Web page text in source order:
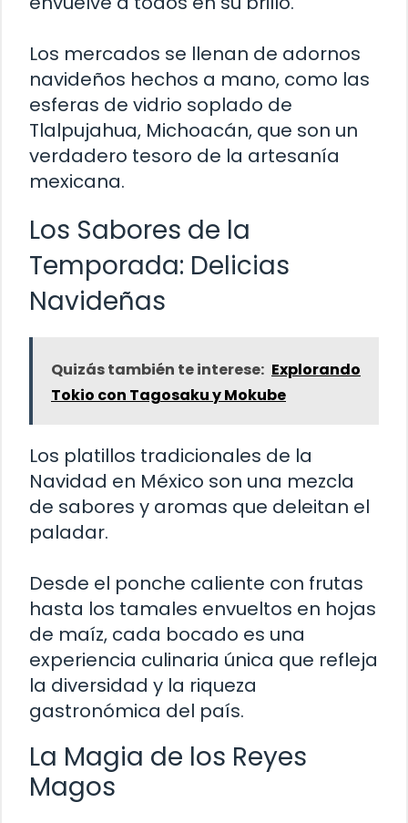
Los mercados se llenan de adornos
navideños hechos a mano, como las
esferas de vidrio soplado de
Tlalpujahua, Michoacán, que son un
verdadero tesoro de la artesanía
mexicana.
Los Sabores de la
Temporada: Delicias
Navideñas
Quizás también te interese: Explorando
Tokio con Tagosaku y Mokube
Los platillos tradicionales de la
Navidad en México son una mezcla
de sabores y aromas que deleitan el
paladar.
Desde el ponche caliente con frutas
hasta los tamales envueltos en hojas
de maíz, cada bocado es una
experiencia culinaria única que refleja
la diversidad y la riqueza
gastronómica del país.
La Magia de los Reyes
Magos